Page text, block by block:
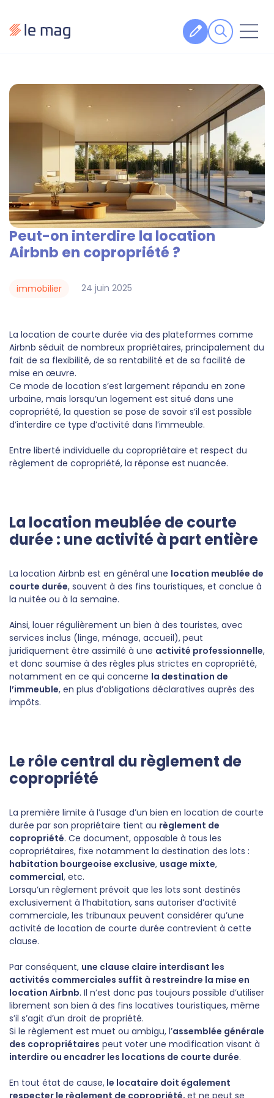
Podcasts
Legal design
À propos
Suivez-nous
Peut-on interdire la location
Airbnb en copropriété ?
24 juin 2025
immobilier
La location de courte durée via des plateformes comme
Airbnb séduit de nombreux propriétaires, principalement du
fait de sa flexibilité, de sa rentabilité et de sa facilité de
mise en œuvre.
Ce mode de location s’est largement répandu en zone
urbaine, mais lorsqu’un logement est situé dans une
copropriété, la question se pose de savoir s’il est possible
d’interdire ce type d’activité dans l’immeuble.
Entre liberté individuelle du copropriétaire et respect du
règlement de copropriété, la réponse est nuancée.
La location meublée de courte
durée : une activité à part entière
La location Airbnb est en général une location meublée de
courte durée, souvent à des fins touristiques, et conclue à
la nuitée ou à la semaine.
Ainsi, louer régulièrement un bien à des touristes, avec
services inclus (linge, ménage, accueil), peut
juridiquement être assimilé à une activité professionnelle,
et donc soumise à des règles plus strictes en copropriété,
notamment en ce qui concerne la destination de
l’immeuble, en plus d’obligations déclaratives auprès des
impôts.
Le rôle central du règlement de
copropriété
La première limite à l’usage d’un bien en location de courte
durée par son propriétaire tient au règlement de
copropriété. Ce document, opposable à tous les
copropriétaires, fixe notamment la destination des lots :
habitation bourgeoise exclusive, usage mixte,
commercial, etc.
Lorsqu’un règlement prévoit que les lots sont destinés
exclusivement à l’habitation, sans autoriser d’activité
commerciale, les tribunaux peuvent considérer qu’une
activité de location de courte durée contrevient à cette
clause.
Par conséquent, une clause claire interdisant les
activités commerciales suffit à restreindre la mise en
location Airbnb. Il n’est donc pas toujours possible d’utiliser
librement son bien à des fins locatives touristiques, même
s’il s’agit d’un droit de propriété.
Si le règlement est muet ou ambigu, l’assemblée générale
des copropriétaires peut voter une modification visant à
interdire ou encadrer les locations de courte durée.
En tout état de cause, le locataire doit également
respecter le règlement de copropriété, et ne peut se